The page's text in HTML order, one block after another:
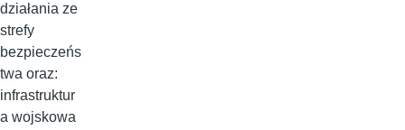
działania ze
strefy
bezpieczeńs
twa oraz:
infrastruktur
a wojskowa